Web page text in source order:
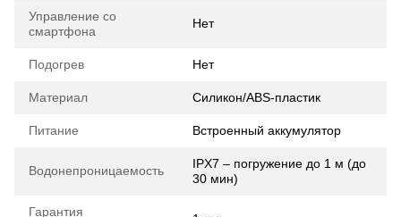
Управление со
смартфона
Нет
Подогрев Нет
Материал Силикон/ABS-пластик
Питание Встроенный аккумулятор
Водонепроницаемость
IPX7 – погружение до 1 м (до
30 мин)
Гарантия